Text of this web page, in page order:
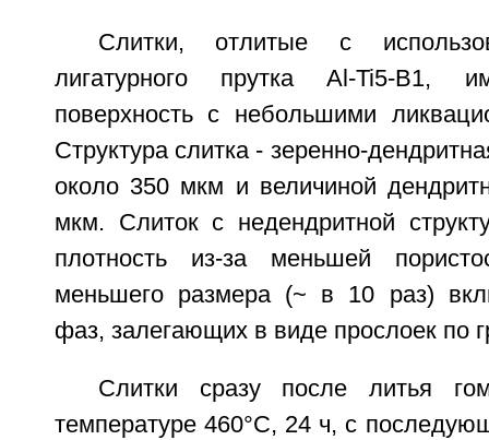
Слитки, отлитые с
лигатурного прутка Al-Ti5-B1,
поверхность с небольшими
Структура слитка - зеренно-
около 350 мкм и величиной
мкм. Слиток с недендритной
плотность из-за меньшей
меньшего размера (~ в 10 раз)
фаз, залегающих в виде прослоек по
Слитки сразу после литья
температуре 460°С, 24 ч, с